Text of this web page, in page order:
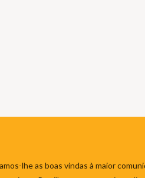
lhe as boas vindas à maior